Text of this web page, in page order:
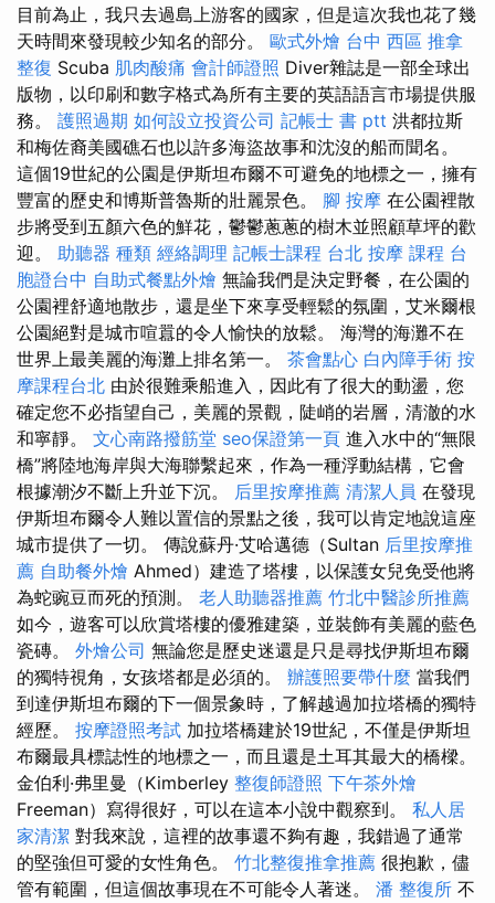
目前為止，我只去過島上游客的國家，但是這次我也花了幾
天時間來發現較少知名的部分。 歐式外燴 台中 西區 推拿
整復 Scuba 肌肉酸痛 會計師證照 Diver雜誌是一部全球出
版物，以印刷和數字格式為所有主要的英語語言市場提供服
務。 護照過期 如何設立投資公司 記帳士 書 ptt 洪都拉斯
和梅佐裔美國礁石也以許多海盜故事和沈沒的船而聞名。
這個19世紀的公園是伊斯坦布爾不可避免的地標之一，擁有
豐富的歷史和博斯普魯斯的壯麗景色。 腳 按摩 在公園裡散
步將受到五顏六色的鮮花，鬱鬱蔥蔥的樹木並照顧草坪的歡
迎。 助聽器 種類 經絡調理 記帳士課程 台北 按摩 課程 台
胞證台中 自助式餐點外燴 無論我們是決定野餐，在公園的
公園裡舒適地散步，還是坐下來享受輕鬆的氛圍，艾米爾根
公園絕對是城市喧囂的令人愉快的放鬆。 海灣的海灘不在
世界上最美麗的海灘上排名第一。 茶會點心 白內障手術 按
摩課程台北 由於很難乘船進入，因此有了很大的動盪，您
確定您不必指望自己，美麗的景觀，陡峭的岩層，清澈的水
和寧靜。 文心南路撥筋堂 seo保證第一頁 進入水中的“無限
橋”將陸地海岸與大海聯繫起來，作為一種浮動結構，它會
根據潮汐不斷上升並下沉。 后里按摩推薦 清潔人員 在發現
伊斯坦布爾令人難以置信的景點之後，我可以肯定地說這座
城市提供了一切。 傳說蘇丹·艾哈邁德（Sultan 后里按摩推
薦 自助餐外燴 Ahmed）建造了塔樓，以保護女兒免受他將
為蛇豌豆而死的預測。 老人助聽器推薦 竹北中醫診所推薦
如今，遊客可以欣賞塔樓的優雅建築，並裝飾有美麗的藍色
瓷磚。 外燴公司 無論您是歷史迷還是只是尋找伊斯坦布爾
的獨特視角，女孩塔都是必須的。 辦護照要帶什麼 當我們
到達伊斯坦布爾的下一個景象時，了解越過加拉塔橋的獨特
經歷。 按摩證照考試 加拉塔橋建於19世紀，不僅是伊斯坦
布爾最具標誌性的地標之一，而且還是土耳其最大的橋樑。
金伯利·弗里曼（Kimberley 整復師證照 下午茶外燴
Freeman）寫得很好，可以在這本小說中觀察到。 私人居
家清潔 對我來說，這裡的故事還不夠有趣，我錯過了通常
的堅強但可愛的女性角色。 竹北整復推拿推薦 很抱歉，儘
管有範圍，但這個故事現在不可能令人著迷。 潘 整復所 不